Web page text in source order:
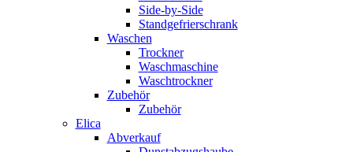
Side-by-Side
Standgefrierschrank
Waschen
Trockner
Waschmaschine
Waschtrockner
Zubehör
Zubehör
Elica
Abverkauf